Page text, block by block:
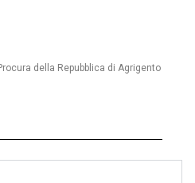
della Repubblica di Agrigento